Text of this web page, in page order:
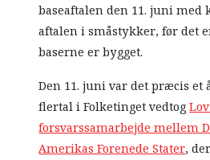
baseaftalen den 11. juni med
aftalen i småstykker, før det
baserne er bygget.
Den 11. juni var det præcis et
flertal i Folketinget vedtog
forsvarssamarbejde mellem
Amerikas Forenede Stater,